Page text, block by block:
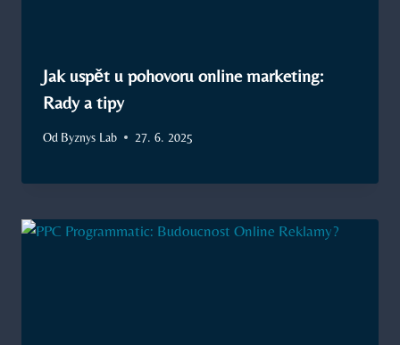
Jak uspět u pohovoru online marketing:
Rady a tipy
Od Byznys Lab 27. 6. 2025